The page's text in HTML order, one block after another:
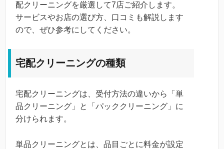
配クリーニングを厳選して7店ご紹介します。
サービスやお店の選び方、口コミも解説します
ので、ぜひ参考にしてください。
宅配クリーニングの種類
宅配クリーニングは、受付方法の違いから「単
品クリーニング」と「パッククリーニング」に
分けられます。
単品クリーニングとは、品目ごとに料金が設定